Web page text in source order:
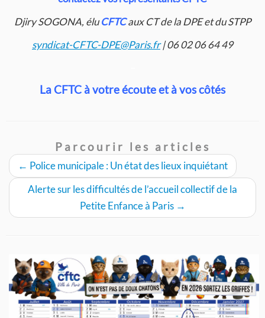
Djiry SOGONA, éluCFTCaux CT de la DPE et du STPP
syndicat-CFTC-DPE@Paris.fr| 06 02 06 64 49
La CFTC à votre écoute et à vos côtés
Parcourir les articles
← Police municipale : Un état des lieux inquiétant
Alerte sur les difficultés de l’accueil collectif de la
Petite Enfance à Paris →